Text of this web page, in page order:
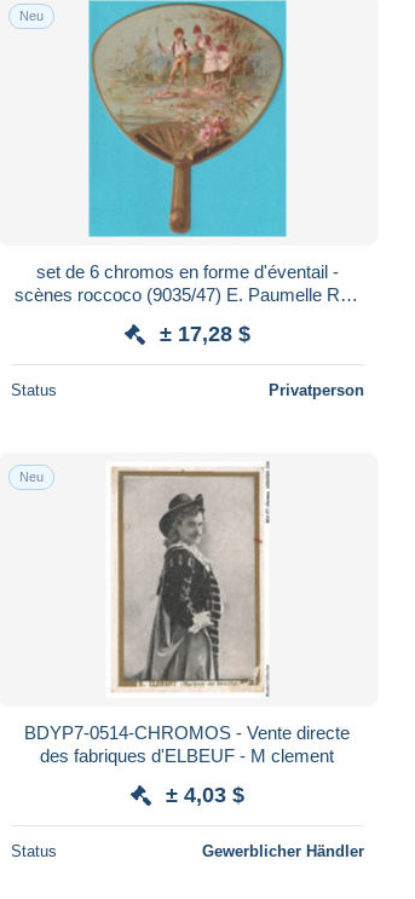
Neu
set de 6 chromos en forme d'éventail -
scènes roccoco (9035/47) E. Paumelle Rue
± 17,28 $
Status Privatperson
Neu
BDYP7-0514-CHROMOS - Vente directe
des fabriques d'ELBEUF - M clement
± 4,03 $
Status Gewerblicher Händler